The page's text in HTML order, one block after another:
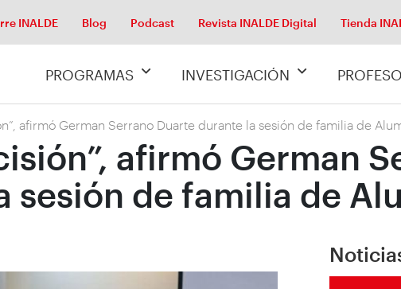
INALDE Blog Podcast Revista INALDE Digital Tienda
PROGRAMAS INVESTIGACIÓN
afirmó German Serrano Duarte durante la sesión de familia de
afirmó German
sesión de familia de